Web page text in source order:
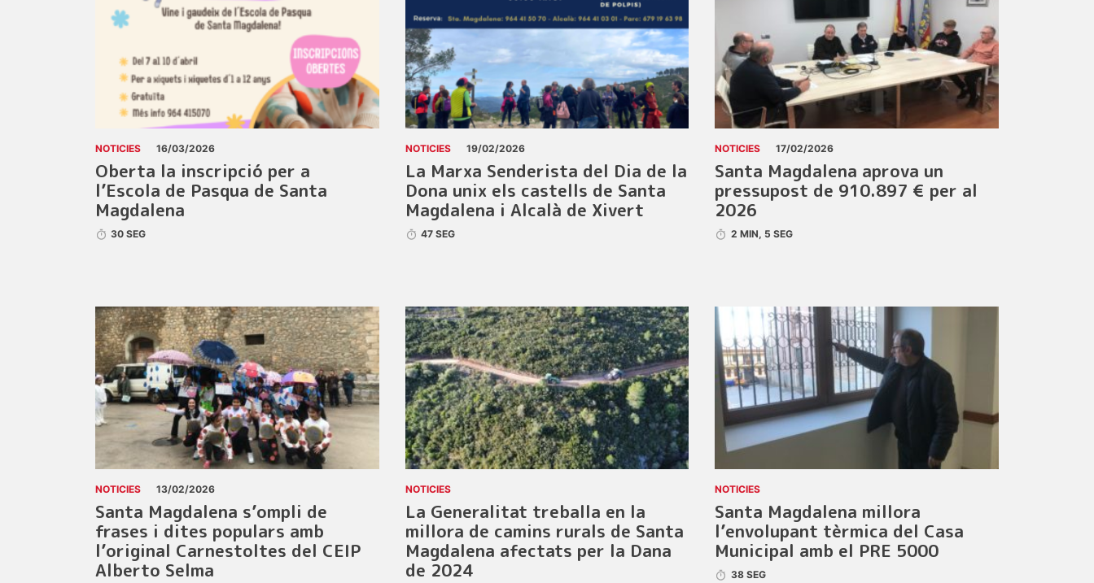
NOTICIES 16/03/2026
Oberta la inscripció per a
l’Escola de Pasqua de Santa
Magdalena
30 SEG
NOTICIES 19/02/2026
La Marxa Senderista del Dia de la
Dona unix els castells de Santa
Magdalena i Alcalà de Xivert
47 SEG
NOTICIES 17/02/2026
Santa Magdalena aprova un
pressupost de 910.897 € per al
2026
2 MIN, 5 SEG
NOTICIES 13/02/2026
Santa Magdalena s’ompli de
frases i dites populars amb
l’original Carnestoltes del CEIP
Alberto Selma
NOTICIES
La Generalitat treballa en la
millora de camins rurals de Santa
Magdalena afectats per la Dana
de 2024
NOTICIES
Santa Magdalena millora
l’envolupant tèrmica del Casa
Municipal amb el PRE 5000
38 SEG